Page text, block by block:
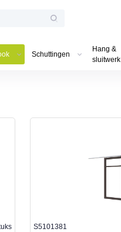
Schuttingen
Hang &
sluitwerk
S5101381